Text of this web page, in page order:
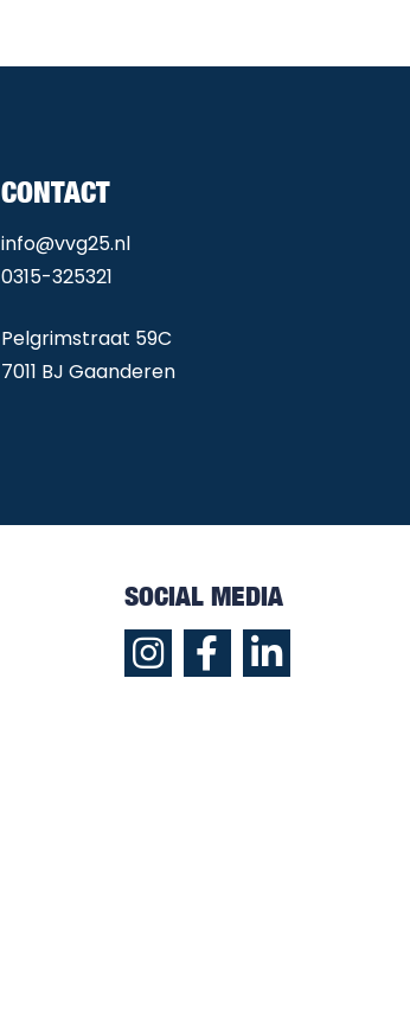
CONTACT
info@vvg25.nl
0315-325321
Pelgrimstraat 59C
7011 BJ Gaanderen
SOCIAL MEDIA